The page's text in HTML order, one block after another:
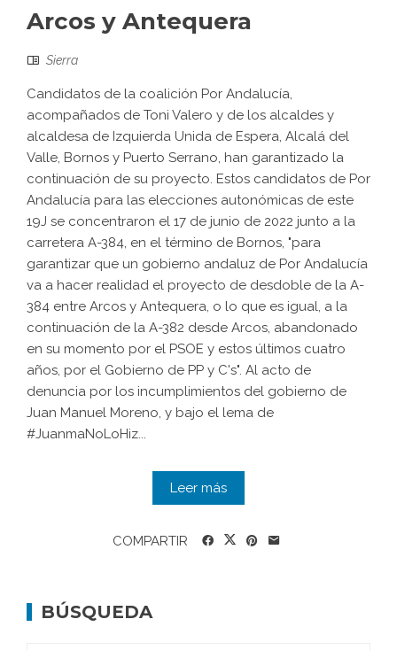
Arcos y Antequera
Sierra
Candidatos de la coalición Por Andalucía,
acompañados de Toni Valero y de los alcaldes y
alcaldesa de Izquierda Unida de Espera, Alcalá del
Valle, Bornos y Puerto Serrano, han garantizado la
continuación de su proyecto. Estos candidatos de Por
Andalucía para las elecciones autonómicas de este
19J se concentraron el 17 de junio de 2022 junto a la
carretera A-384, en el término de Bornos, "para
garantizar que un gobierno andaluz de Por Andalucía
va a hacer realidad el proyecto de desdoble de la A-
384 entre Arcos y Antequera, o lo que es igual, a la
continuación de la A-382 desde Arcos, abandonado
en su momento por el PSOE y estos últimos cuatro
años, por el Gobierno de PP y C's". Al acto de
denuncia por los incumplimientos del gobierno de
Juan Manuel Moreno, y bajo el lema de
#JuanmaNoLoHiz...
Leer más
COMPARTIR
BÚSQUEDA